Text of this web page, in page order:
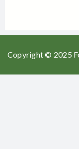
Copyright © 2025